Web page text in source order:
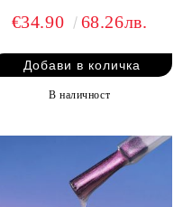
€34.90 68.26лв.
В наличност